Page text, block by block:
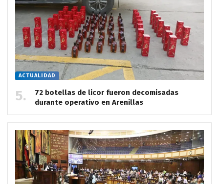
ACTUALIDAD
72 botellas de licor fueron decomisadas
durante operativo en Arenillas